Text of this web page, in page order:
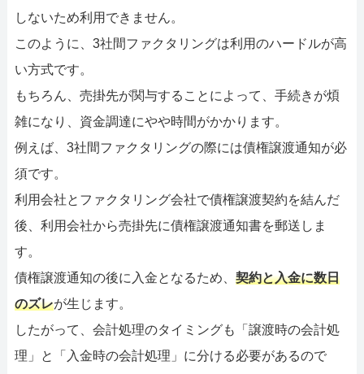
しないため利用できません。
このように、3社間ファクタリングは利用のハードルが高
い方式です。
もちろん、売掛先が関与することによって、手続きが煩
雑になり、資金調達にやや時間がかかります。
例えば、3社間ファクタリングの際には債権譲渡通知が必
須です。
利用会社とファクタリング会社で債権譲渡契約を結んだ
後、利用会社から売掛先に債権譲渡通知書を郵送しま
す。
債権譲渡通知の後に入金となるため、 契約と入金に数日
のズレが生じます。
したがって、会計処理のタイミングも「譲渡時の会計処
理」と「入金時の会計処理」に分ける必要があるので